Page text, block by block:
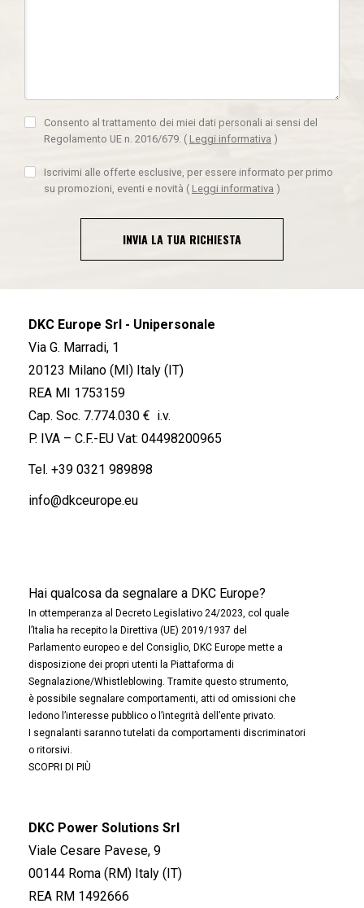
Consento al trattamento dei miei dati personali ai sensi del
Regolamento UE n. 2016/679. ( Leggi informativa )
Iscrivimi alle offerte esclusive, per essere informato per primo
su promozioni, eventi e novità ( Leggi informativa )
INVIA LA TUA RICHIESTA
DKC Europe Srl - Unipersonale
Via G. Marradi, 1
20123 Milano (MI) Italy (IT)
REA MI 1753159
Cap. Soc. 7.774.030 € i.v.
P. IVA – C.F.-EU Vat: 04498200965
Tel. +39 0321 989898
info@dkceurope.eu
Hai qualcosa da segnalare a DKC Europe?
In ottemperanza al Decreto Legislativo 24/2023, col quale
l’Italia ha recepito la Direttiva (UE) 2019/1937 del
Parlamento europeo e del Consiglio, DKC Europe mette a
disposizione dei propri utenti la Piattaforma di
Segnalazione/Whistleblowing. Tramite questo strumento,
è possibile segnalare comportamenti, atti od omissioni che
ledono l’interesse pubblico o l’integrità dell’ente privato.
I segnalanti saranno tutelati da comportamenti discriminatori
o ritorsivi.
SCOPRI DI PIÙ
DKC Power Solutions Srl
Viale Cesare Pavese, 9
00144 Roma (RM) Italy (IT)
REA RM 1492666